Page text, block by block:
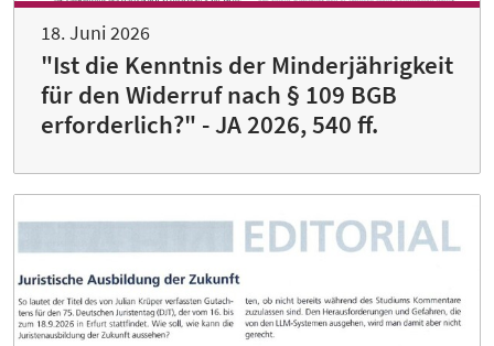
18. Juni 2026
"Ist die Kenntnis der Minderjährigkeit
für den Widerruf nach § 109 BGB
erforderlich?" - JA 2026, 540 ff.